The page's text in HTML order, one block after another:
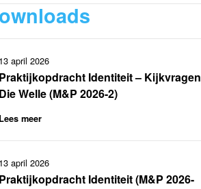
13 april 2026
Praktijkopdracht Identiteit – Kijkvragen
Die Welle (M&P 2026-2)
Lees meer
13 april 2026
Praktijkopdracht Identiteit (M&P 2026-